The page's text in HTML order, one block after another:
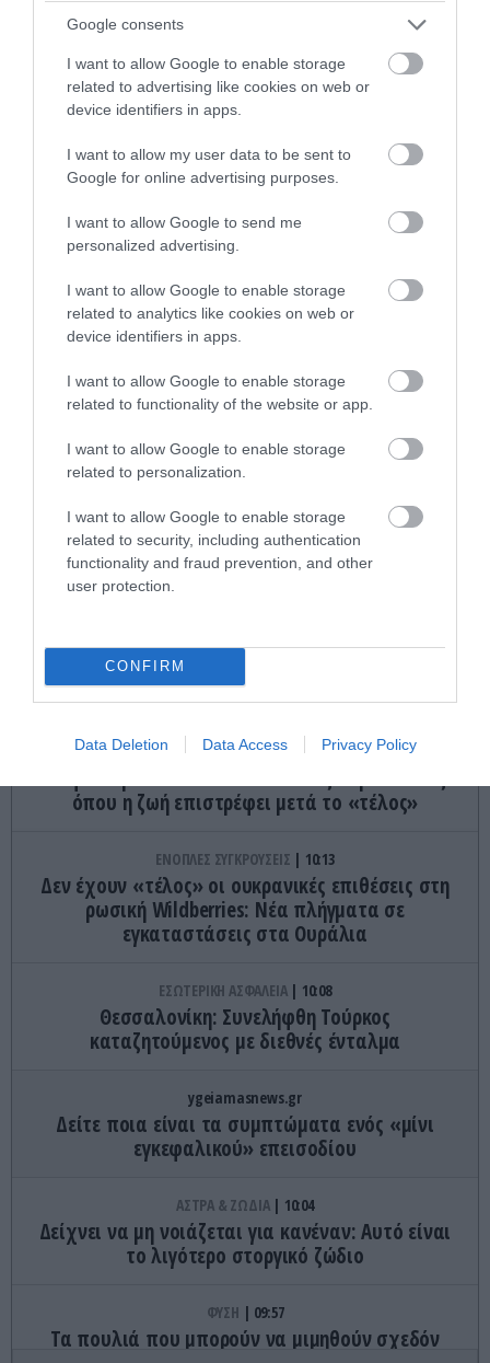
Google consents
I want to allow Google to enable storage
related to advertising like cookies on web or
device identifiers in apps.
I want to allow my user data to be sent to
Google for online advertising purposes.
I want to allow Google to send me
personalized advertising.
I want to allow Google to enable storage
related to analytics like cookies on web or
device identifiers in apps.
I want to allow Google to enable storage
related to functionality of the website or app.
I want to allow Google to enable storage
related to personalization.
I want to allow Google to enable storage
related to security, including authentication
functionality and fraud prevention, and other
user protection.
CONFIRM
Data Deletion Data Access Privacy Policy
ΔΙΑΔΩΣΤΕ ΤΟ ΑΡΘΡΟ
ΤΕΛΕΥΤΑΙΕΣ ΕΙΔΗΣΕΙΣ
ΕΝΟΠΛΕΣ ΣΥΓΚΡΟΥΣΕΙΣ 10:31
Οι Ρώσοι κτύπησαν με drones Geran-4 και
βαλλιστικούς πυραύλους Iskander-M ουκρανικό
τρένο με στρατιωτικό εξοπλισμό
CELEBRITIES 10:22
Η απάντηση της Τ.Αλεξανδράτου στη
Χ.Δημουλίδου: «Εάν δε γίνει ανάκληση των όσων
γράφτηκαν θα κινηθώ νομικά»!
ΕΣΩΤΕΡΙΚΗ ΑΣΦΑΛΕΙΑ 10:22
Υπόθεση Marfin: Στην Εισαγγελία από τη ΓΑΔΑ
οδηγείται η 46χρονη – Aρνείται τις κατηγορίες
X-FILES 10:14
όπου η ζωή επιστρέφει μετά το «τέλος»
ΕΝΟΠΛΕΣ ΣΥΓΚΡΟΥΣΕΙΣ 10:13
Δεν έχουν «τέλος» οι ουκρανικές επιθέσεις στη
ρωσική Wildberries: Νέα πλήγματα σε
εγκαταστάσεις στα Ουράλια
ΕΣΩΤΕΡΙΚΗ ΑΣΦΑΛΕΙΑ 10:08
Θεσσαλονίκη: Συνελήφθη Τούρκος
καταζητούμενος με διεθνές ένταλμα
ygeiamasnews.gr
Δείτε ποια είναι τα συμπτώματα ενός «μίνι
εγκεφαλικού» επεισοδίου
ΑΣΤΡΑ & ΖΩΔΙΑ 10:04
Δείχνει να μη νοιάζεται για κανέναν: Aυτό είναι
το λιγότερο στοργικό ζώδιο
ΦΥΣΗ 09:57
Τα πουλιά που μπορούν να μιμηθούν σχεδόν